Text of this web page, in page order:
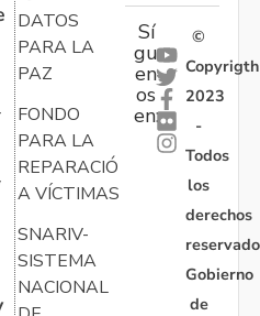
DATOS
PARA LA
PAZ
FONDO
PARA LA
REPARACIÓN
A VÍCTIMAS
SNARIV-
SISTEMA
NACIONAL
Sí
gu
en
os
en:
©
Copyrigth
2023
-
Todos
los
derechos
Gobierno
de